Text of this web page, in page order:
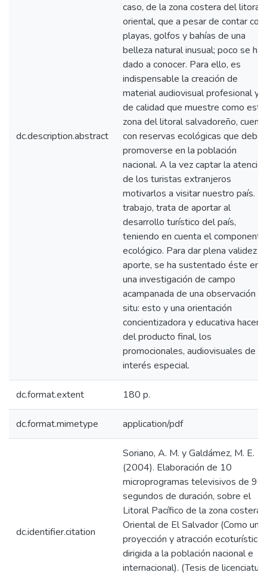
dc.description.abstract
caso, de la zona costera del litoral
oriental, que a pesar de contar con
playas, golfos y bahías de una
belleza natural inusual; poco se ha
dado a conocer. Para ello, es
indispensable la creación de
material audiovisual profesional y
de calidad que muestre como esta
zona del litoral salvadoreño, cuenta
con reservas ecológicas que deben
promoverse en la población
nacional. A la vez captar la atención
de los turistas extranjeros
motivarlos a visitar nuestro país. El
trabajo, trata de aportar al
desarrollo turístico del país,
teniendo en cuenta el componente
ecológico. Para dar plena validez al
aporte, se ha sustentado éste en
una investigación de campo
acampanada de una observación in
situ: esto y una orientación
concientizadora y educativa hacen
del producto final, los
promocionales, audiovisuales de
interés especial.
dc.format.extent 180 p.
dc.format.mimetype application/pdf
dc.identifier.citation
Soriano, A. M. y Galdámez, M. E.
(2004). Elaboración de 10
microprogramas televisivos de 90
segundos de duración, sobre el
Litoral Pacífico de la zona costera
Oriental de El Salvador (Como una
proyección y atracción ecoturística
dirigida a la población nacional e
internacional). (Tesis de licenciatura